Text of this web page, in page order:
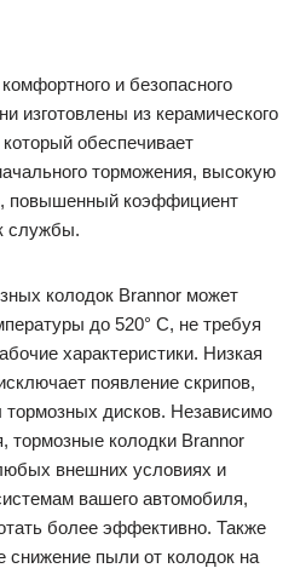
и безопасного
изготовлены из керамического
обеспечивает
торможения, высокую
повышенный коэффициент
службы.
колодок Brannor может
до 520° С, не требуя
характеристики. Низкая
появление скрипов,
дисков. Независимо
тормозные колодки Brannor
внешних условиях и
вашего автомобиля,
более эффективно. Также
снижение пыли от колодок на